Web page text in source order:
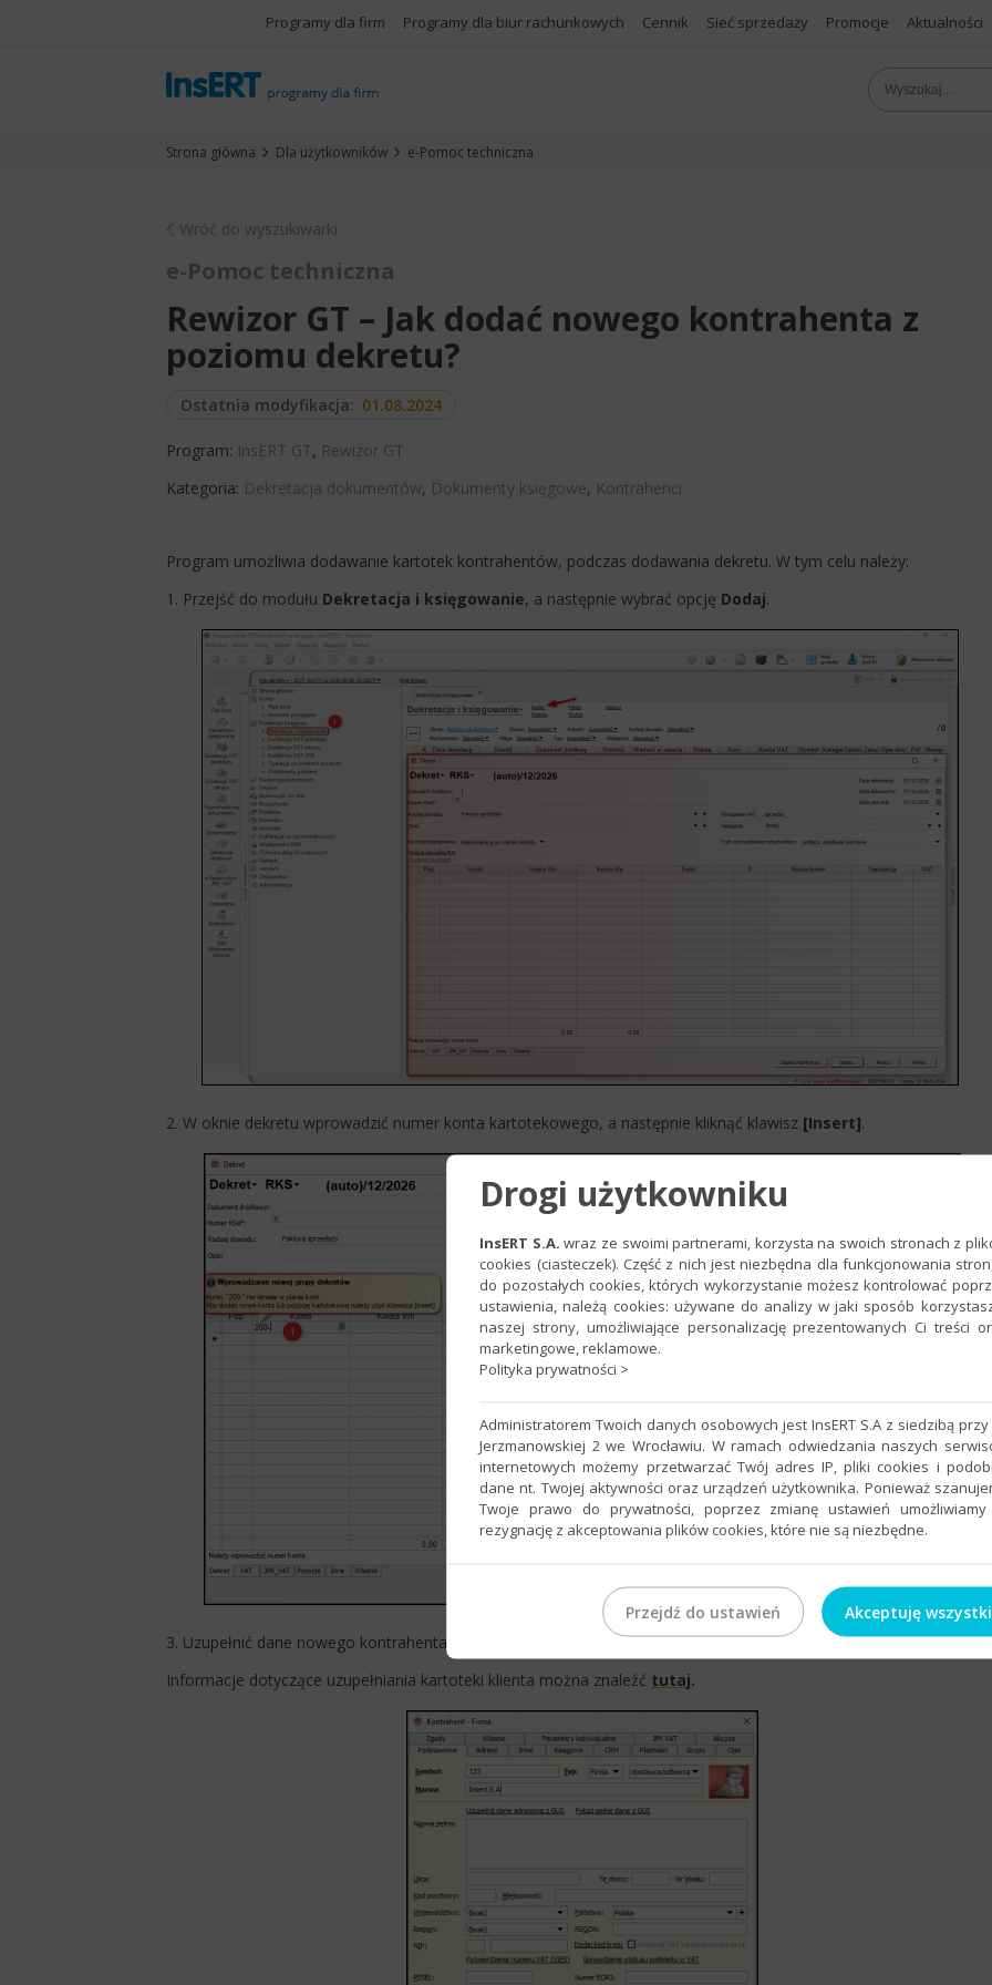
Programy dla firm Programy dla biur rachunkowych Cennik Sieć sprzedaży Promocje Aktualności
Strona główna Dla użytkowników e-Pomoc techniczna
Wróć do wyszukiwarki
e-Pomoc techniczna
Rewizor GT – Jak dodać nowego kontrahenta z
poziomu dekretu?
Ostatnia modyfikacja: 01.08.2024
Program: InsERT GT, Rewizor GT
Kategoria: Dekretacja dokumentów, Dokumenty księgowe, Kontrahenci
Program umożliwia dodawanie kartotek kontrahentów, podczas dodawania dekretu. W tym celu należy:
1. Przejść do modułu Dekretacja i księgowanie, a następnie wybrać opcję Dodaj.
2. W oknie dekretu wprowadzić numer konta kartotekowego, a następnie kliknąć klawisz [Insert].​​​ ​
3. Uzupełnić dane nowego kontrahenta, a zmiany zapisać przyciskiemOK.
Informacje dotyczące uzupełniania kartoteki klienta można znaleźć tutaj.​
Drogi użytkowniku
InsERT S.A. wraz ze swoimi partnerami, korzysta na swoich stronach z
cookies (ciasteczek). Część z nich jest niezbędna dla funkcjonowania
do pozostałych cookies, których wykorzystanie możesz kontrolować
ustawienia, należą cookies: używane do analizy w jaki sposób
naszej strony, umożliwiające personalizację prezentowanych Ci treści
marketingowe, reklamowe.
Polityka prywatności >
Administratorem Twoich danych osobowych jest InsERT S.A z siedzibą przy
Jerzmanowskiej 2 we Wrocławiu. W ramach odwiedzania naszych
internetowych możemy przetwarzać Twój adres IP, pliki cookies i
dane nt. Twojej aktywności oraz urządzeń użytkownika. Ponieważ
Twoje prawo do prywatności, poprzez zmianę ustawień umożliwiamy
rezygnację z akceptowania plików cookies, które nie są niezbędne.
Przejdź do ustawień Akceptuję